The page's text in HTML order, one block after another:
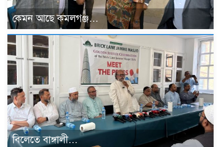
কেমন আছে কমলগঞ্জ…
বিলেতে বাঙ্গালী…